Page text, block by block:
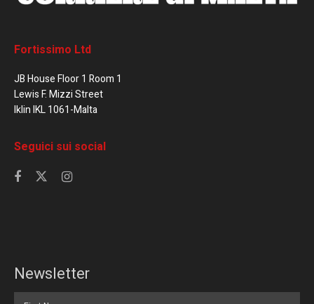
Fortissimo Ltd
JB House Floor 1 Room 1
Lewis F. Mizzi Street
Iklin IKL 1061-Malta
Seguici sui social
Newsletter